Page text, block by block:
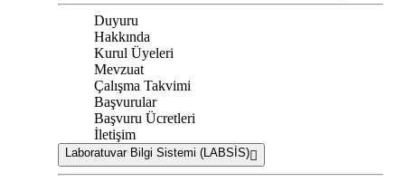
Duyuru
Hakkında
Kurul Üyeleri
Mevzuat
Çalışma Takvimi
Başvurular
Başvuru Ücretleri
İletişim
Laboratuvar Bilgi Sistemi (LABSİS)